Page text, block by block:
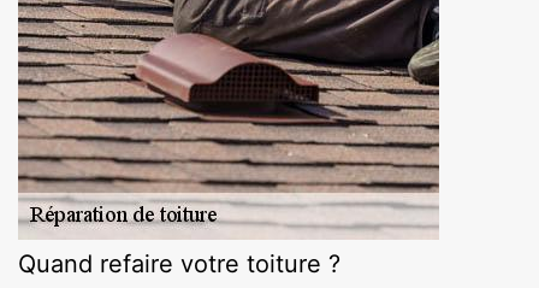
Quand refaire votre toiture ?